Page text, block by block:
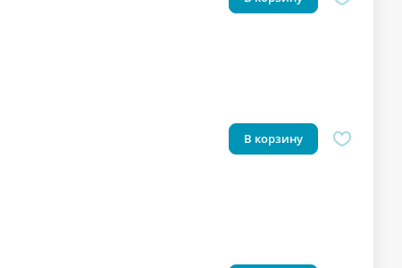
В корзину